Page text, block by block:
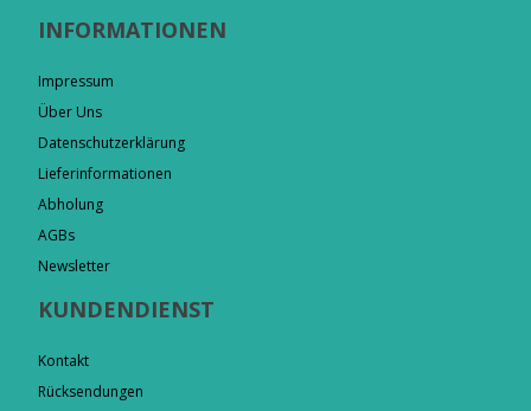
INFORMATIONEN
Impressum
Über Uns
Datenschutzerklärung
Lieferinformationen
Abholung
AGBs
Newsletter
KUNDENDIENST
Kontakt
Rücksendungen